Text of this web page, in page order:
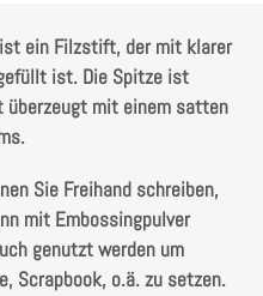
ein Filzstift, der mit klarer
ist. Die Spitze ist
mit einem satten
Sie Freihand schreiben,
mit Embossingpulver
genutzt werden um
Scrapbook, o.ä. zu setzen.